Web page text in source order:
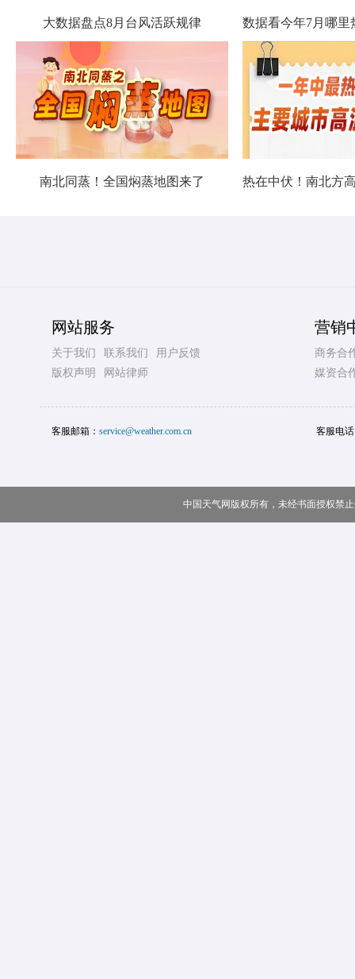
大数据盘点8月台风活跃规律
南北同蒸！全国焖蒸地图来了
网站服务
关于我们 联系我们
用户反馈
版权声明
网站律师
营销
商务合
媒资合
客服邮箱： service@weather.com.cn 客服电
中国天气网版权所有，未经书面授权